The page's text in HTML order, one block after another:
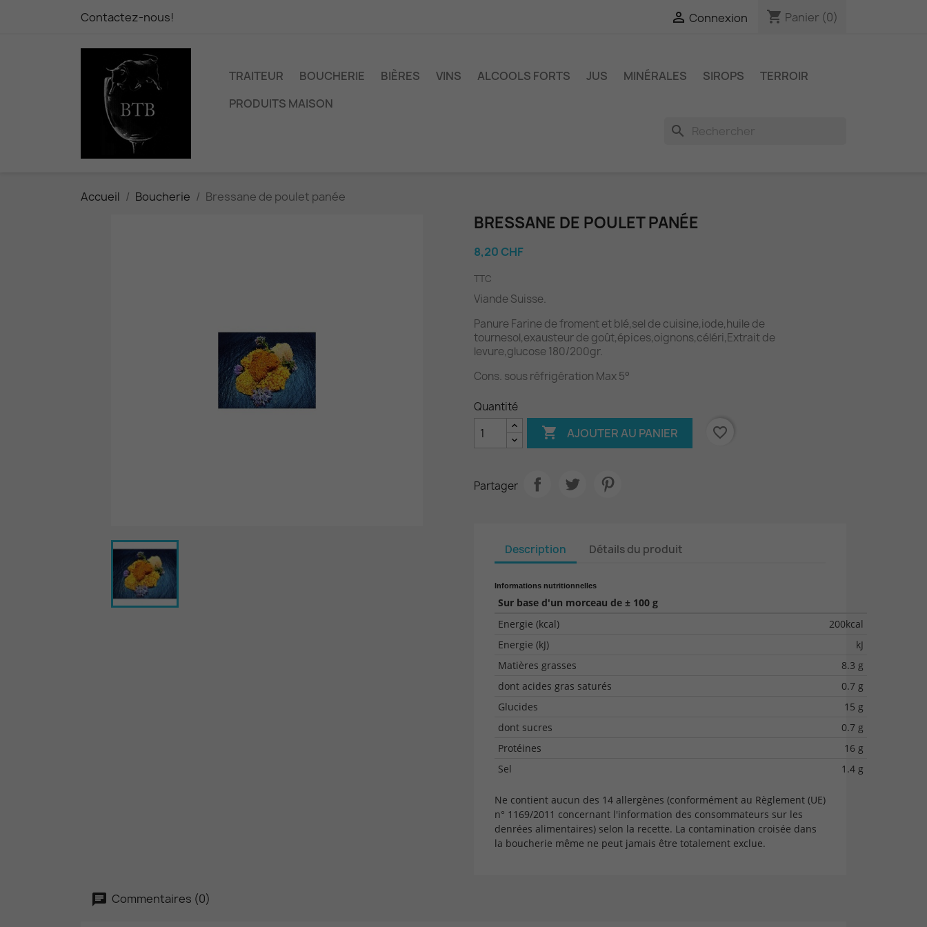
Contactez-nous!  Connexion shopping_cart Panier (0)
TRAITEUR BOUCHERIE BIÈRES VINS ALCOOLS FORTS JUS MINÉRALES SIROPS
TERROIR
PRODUITS MAISON
search
Accueil Boucherie Bressane de poulet panée
BRESSANE DE POULET PANÉE
8,20 CHF
TTC
Viande Suisse.
Panure Farine de froment et blé,sel de cuisine,iode,huile de
tournesol,exausteur de goût,épices,oignons,céléri,Extrait de
levure,glucose 180/200gr.
Cons. sous réfrigération Max 5°
Quantité
 AJOUTER AU PANIER favorite_border
Partager
Description Détails du produit
Informations nutritionnelles
Sur base d'un morceau de ± 100 g
Energie (kcal)
200kcal
Energie (kJ)
kJ
Matières grasses
8.3 g
dont acides gras saturés
0.7 g
Glucides
15 g
dont sucres
0.7 g
Protéines
16 g
Sel
1.4 g
Ne contient aucun des 14 allergènes (conformément au Règlement (UE)
n° 1169/2011 concernant l'information des consommateurs sur les
denrées alimentaires) selon la recette. La contamination croisée dans
la boucherie même ne peut jamais être totalement exclue.
Commentaires (0)